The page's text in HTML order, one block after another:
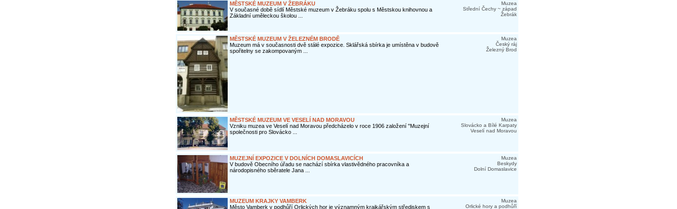
MĚSTSKÉ MUZEUM V ŽEBRÁKU
V současné době sídlí Městské muzeum v Žebráku spolu s Městskou knihovnou a
Základní uměleckou školou ...
Muzea
Střední Čechy ~ západ
Žebrák
MĚSTSKÉ MUZEUM V ŽELEZNÉM BRODĚ
Muzeum má v současnosti dvě stálé expozice. Sklářská sbírka je umístěna v budově
spořitelny se zakompovaným ...
Muzea
Český ráj
Železný Brod
MĚSTSKÉ MUZEUM VE VESELÍ NAD MORAVOU
Vzniku muzea ve Veselí nad Moravou předcházelo v roce 1906 založení "Muzejní
společnosti pro Slovácko ...
Muzea
Slovácko a Bílé Karpaty
Veselí nad Moravou
MUZEJNÍ EXPOZICE V DOLNÍCH DOMASLAVICÍCH
V budově Obecního úřadu se nachází sbírka vlastivědného pracovníka a
národopisného sběratele Jana ...
Muzea
Beskydy
Dolní Domaslavice
MUZEUM KRAJKY VAMBERK
Město Vamberk v podhůří Orlických hor je významným krajkářským střediskem s
Muzea
Orlické hory a podhůří